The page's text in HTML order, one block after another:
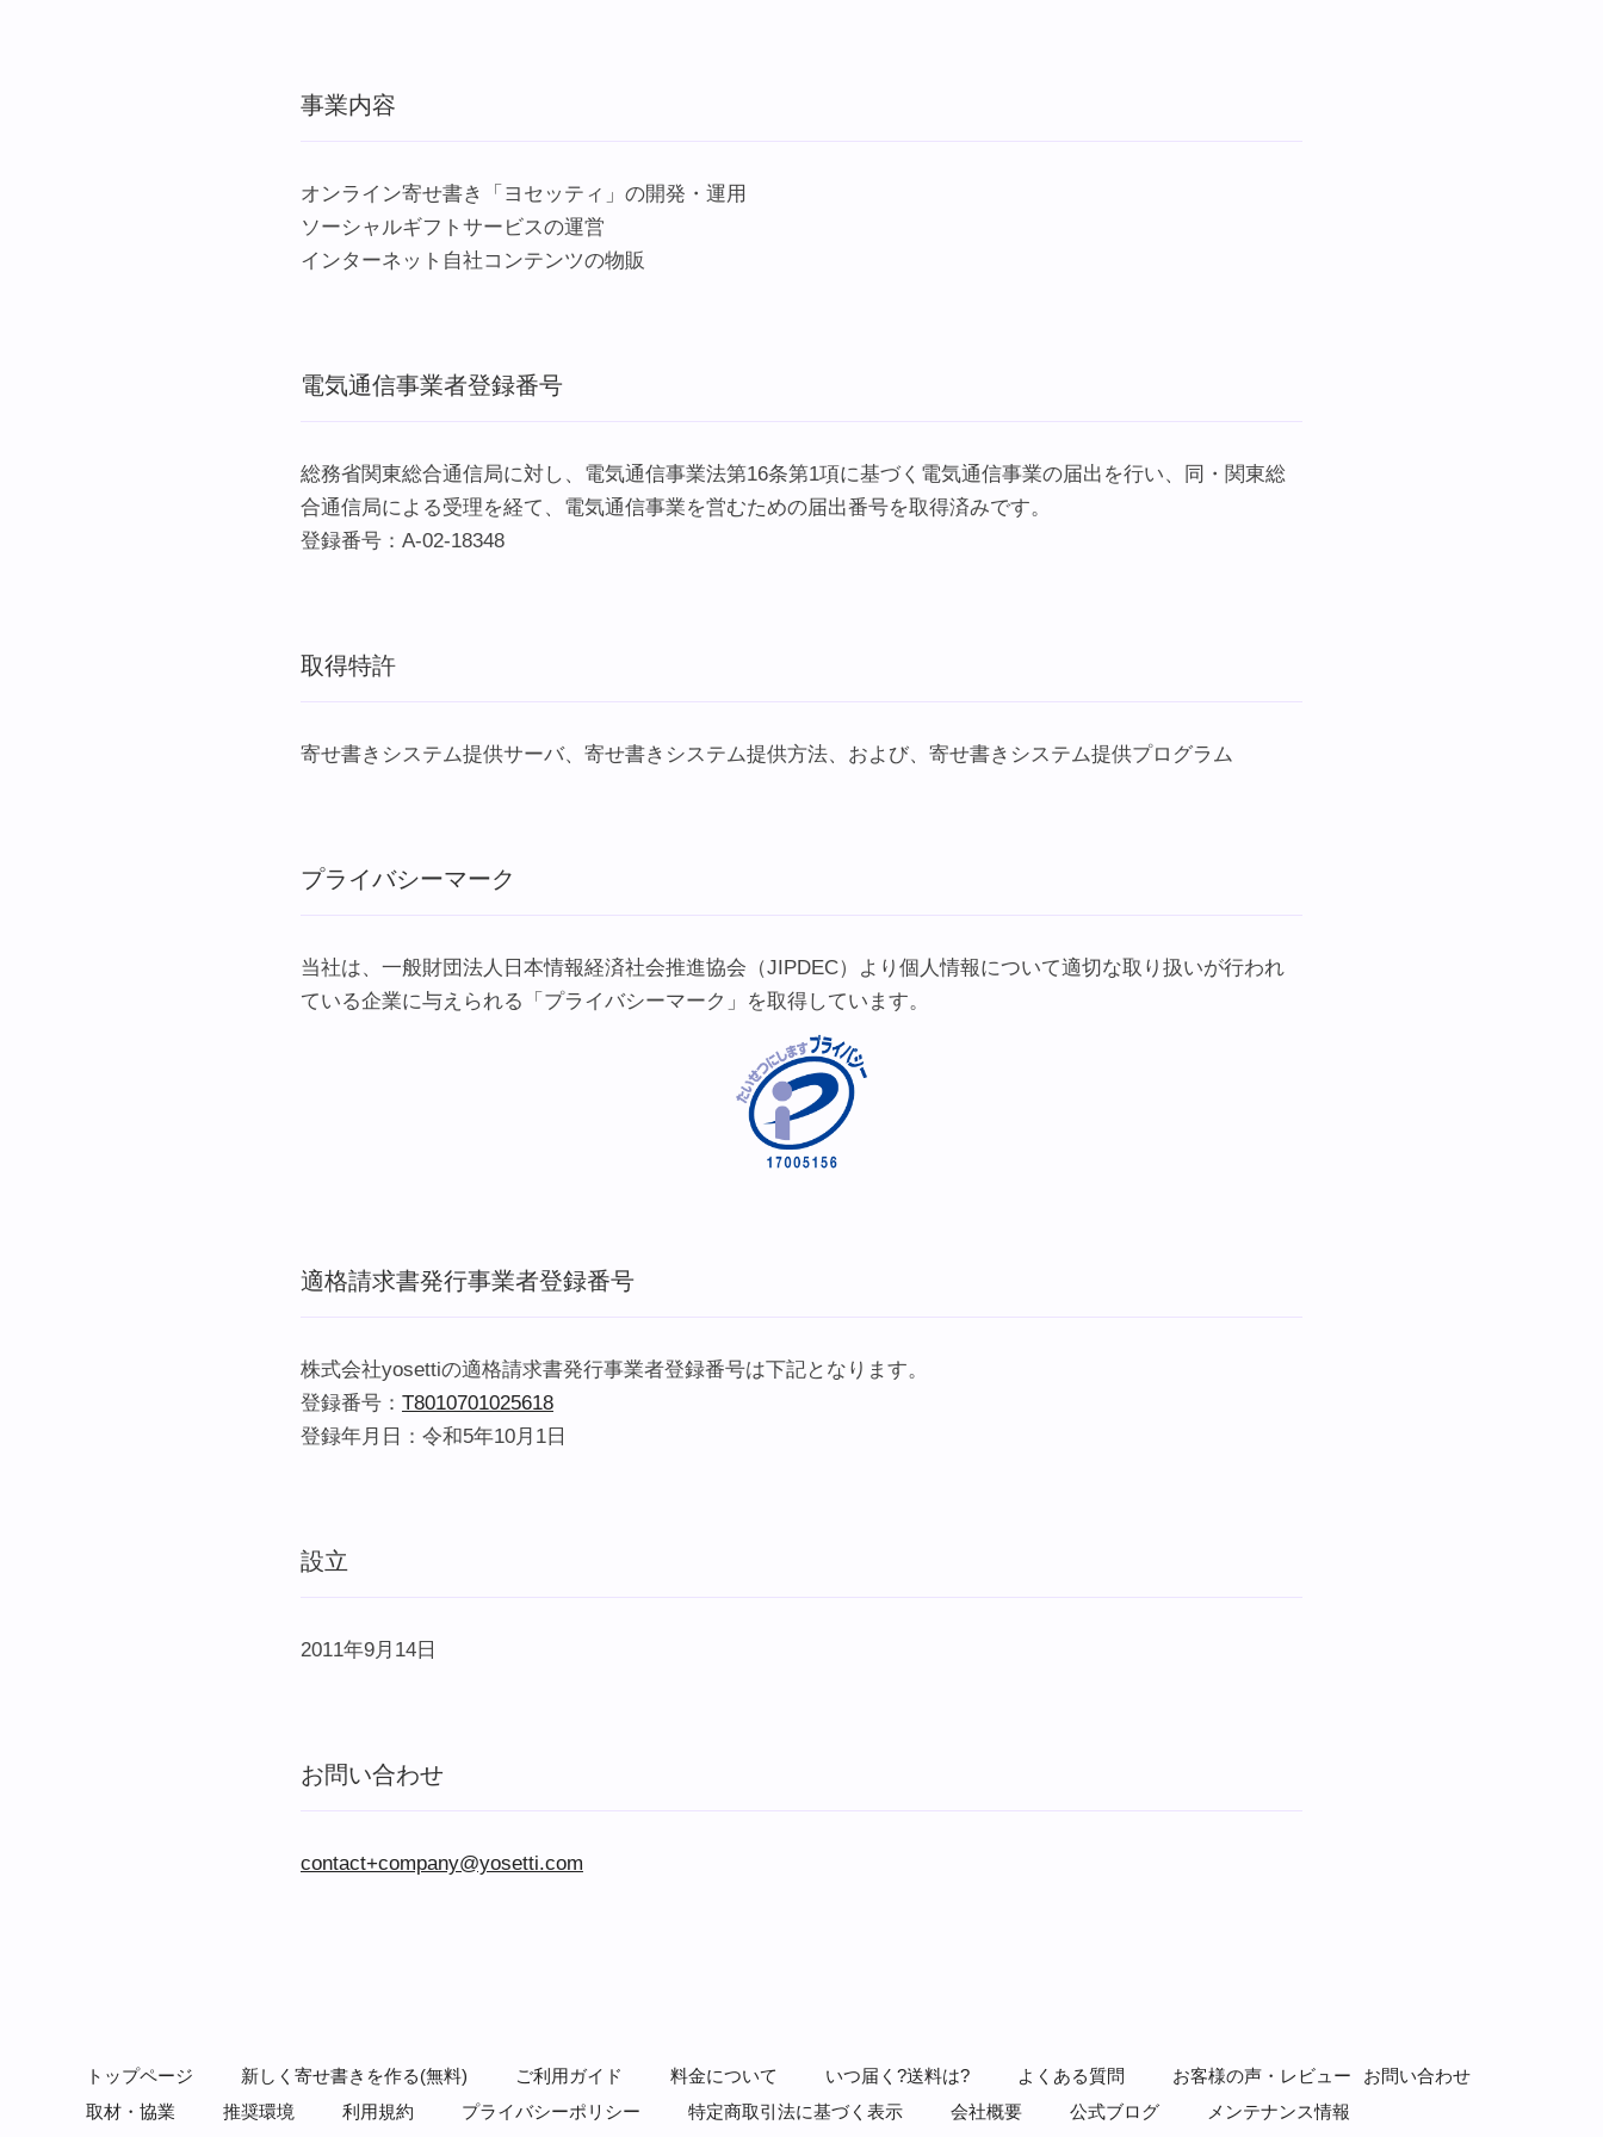
事業内容
オンライン寄せ書き「ヨセッティ」の開発・運用
ソーシャルギフトサービスの運営
インターネット自社コンテンツの物販
電気通信事業者登録番号
総務省関東総合通信局に対し、電気通信事業法第16条第1項に基づく電気通信事業の届出を行い、同・関東総
合通信局による受理を経て、電気通信事業を営むための届出番号を取得済みです。
登録番号：A-02-18348
取得特許
寄せ書きシステム提供サーバ、寄せ書きシステム提供方法、および、寄せ書きシステム提供プログラム
プライバシーマーク
当社は、一般財団法人日本情報経済社会推進協会（JIPDEC）より個人情報について適切な取り扱いが行われ
ている企業に与えられる「プライバシーマーク」を取得しています。
適格請求書発行事業者登録番号
株式会社yosettiの適格請求書発行事業者登録番号は下記となります。
登録番号： T8010701025618
登録年月日：令和5年10月1日
設立
2011年9月14日
お問い合わせ
contact+company@yosetti.com
トップページ 新しく寄せ書きを作る(無料) ご利用ガイド 料金について いつ届く?送料は? よくある質問 お客様の声・レビュー
お問い合わせ
取材・協業
推奨環境 利用規約 プライバシーポリシー 特定商取引法に基づく表示 会社概要 公式ブログ メンテナンス情報